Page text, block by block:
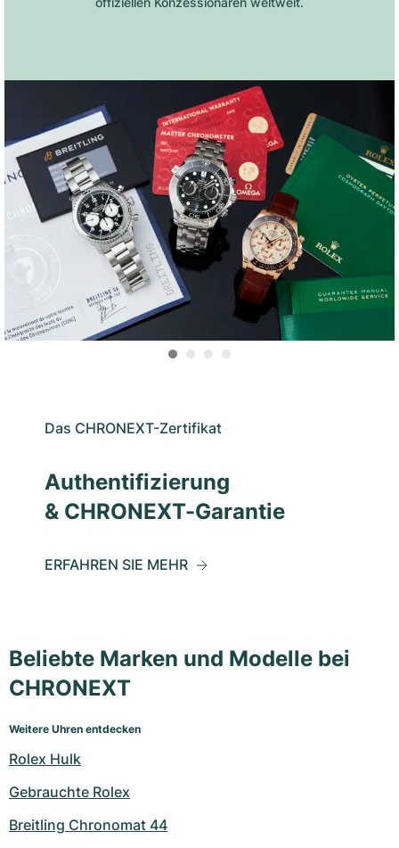
Das CHRONEXT-Zertifikat
Authentifizierung
& CHRONEXT-Garantie
ERFAHREN SIE MEHR
Beliebte Marken und Modelle bei
CHRONEXT
Weitere Uhren entdecken
Rolex Hulk
Gebrauchte Rolex
Breitling Chronomat 44